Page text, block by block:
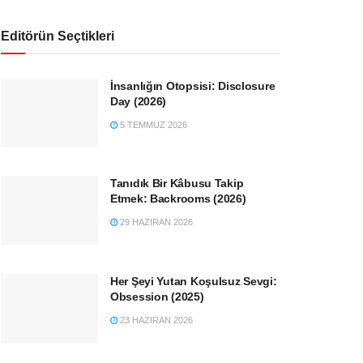
Editörün Seçtikleri
İnsanlığın Otopsisi: Disclosure
Day (2026)
5 TEMMUZ 2026
Tanıdık Bir Kâbusu Takip
Etmek: Backrooms (2026)
29 HAZIRAN 2026
Her Şeyi Yutan Koşulsuz Sevgi:
Obsession (2025)
23 HAZIRAN 2026